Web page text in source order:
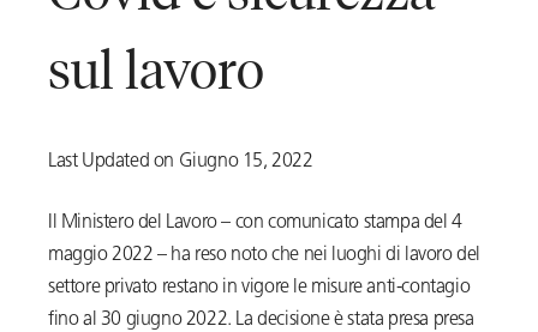
sul lavoro
Last Updated on Giugno 15, 2022
Il Ministero del Lavoro – con comunicato stampa del 4
maggio 2022 – ha reso noto che nei luoghi di lavoro del
settore privato restano in vigore le misure anti-contagio
fino al 30 giugno 2022. La decisione è stata presa presa